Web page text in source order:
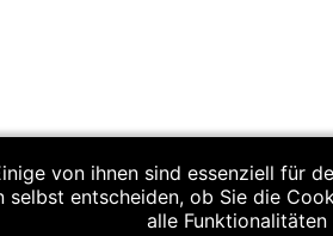
Neutraubling-Regensburg 31:23
von ihnen sind essenziell für
entscheiden, ob Sie die
alle